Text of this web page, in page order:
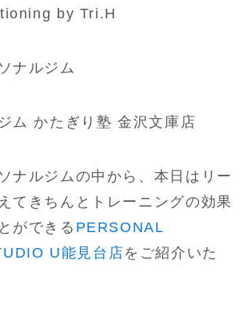
by Tri.H
ナルジム
ム かたぎり塾 金沢文庫店
ナルジムの中から、本日はリー
てきちんとトレーニングの効果
ができる PERSONAL
U能見台店をご紹介いた